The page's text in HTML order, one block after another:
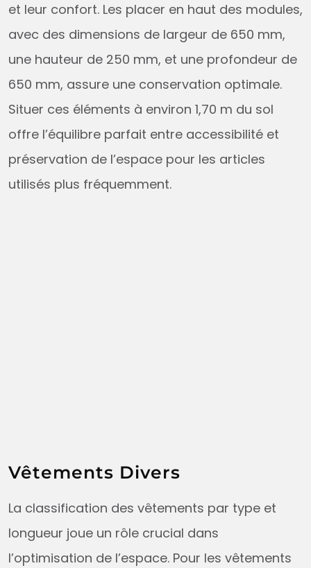
et leur confort. Les placer en haut des modules,
avec des dimensions de largeur de 650 mm,
une hauteur de 250 mm, et une profondeur de
650 mm, assure une conservation optimale.
Situer ces éléments à environ 1,70 m du sol
offre l’équilibre parfait entre accessibilité et
préservation de l’espace pour les articles
utilisés plus fréquemment.
Vêtements Divers
La classification des vêtements par type et
longueur joue un rôle crucial dans
l’optimisation de l’espace. Pour les vêtements